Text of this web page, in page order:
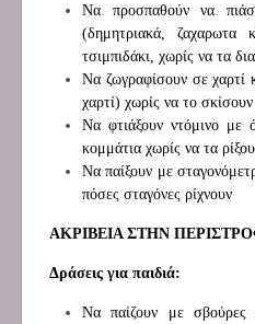
Να προσπαθούν να
(δημητριακά,
τσιμπιδάκι, χωρίς να τα
Να ζωγραφίσουν σε χαρτί
χαρτί) χωρίς να το σκίσουν
Να φτιάξουν ντόμινο με
κομμάτια χωρίς να τα
Να παίξουν με
πόσες σταγόνες ρίχνουν
ΑΚΡΙΒΕΙΑ ΣΤΗΝ
Δράσεις για παιδιά:
Να παίζουν με